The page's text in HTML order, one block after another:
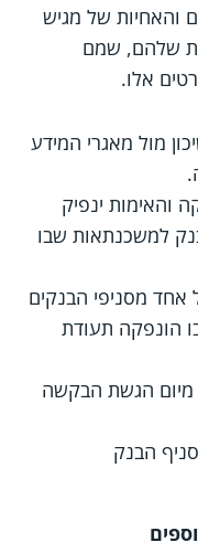
והאחיות של מגיש
שלהם, שמם
אלו.
מול מאגרי המידע
ינפיק
למשכנתאות שבו
אחד מסניפי הבנקים
הונפקה תעודת
מיום הגשת הבקשה
הבנק